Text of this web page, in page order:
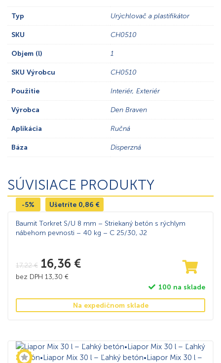
Typ Urýchlovač a plastifikátor
SKU CH0510
Objem (l) 1
SKU Výrobcu CH0510
Použitie Interiér, Exteriér
Výrobca Den Braven
Aplikácia Ručná
Báza Disperzná
SÚVISIACE PRODUKTY
-5% Ušetríte 0,86 €
Baumit Torkret S/U 8 mm – Striekaný betón s rýchlym
nábehom pevnosti – 40 kg – C 25/30, J2
17,22€ 16,36 €
bez DPH 13,30 €
100 na sklade
Na expedičnom sklade